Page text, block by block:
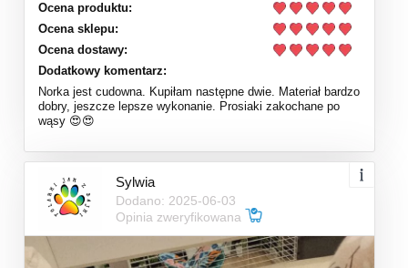
Ocena produktu:
Ocena sklepu:
Ocena dostawy:
Dodatkowy komentarz:
Norka jest cudowna. Kupiłam następne dwie. Materiał bardzo
dobry, jeszcze lepsze wykonanie. Prosiaki zakochane po
wąsy 😍😍
Sylwia
Dodano: 2025-06-03
Opinia zweryfikowana